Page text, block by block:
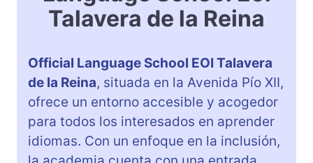
Talavera de la Reina
Official Language School EOI Talavera
de la Reina, situada en la Avenida Pío XII,
ofrece un entorno accesible y acogedor
para todos los interesados en aprender
idiomas. Con un enfoque en la inclusión,